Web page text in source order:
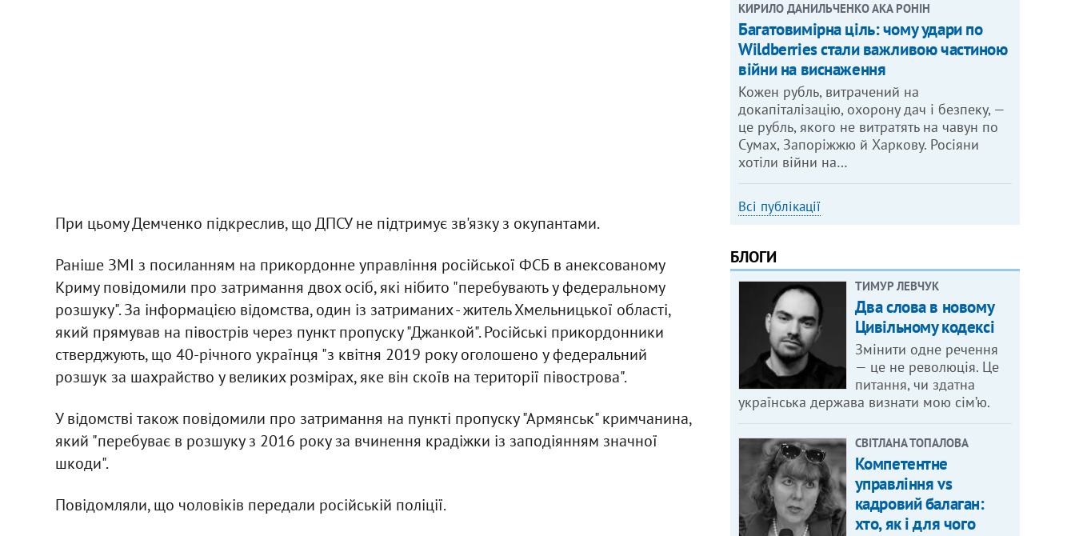
При цьому Демченко підкреслив, що ДПСУ не підтримує зв'язку з окупантами.
Раніше ЗМІ з посиланням на прикордонне управління російської ФСБ в анексованому
Криму повідомили про затримання двох осіб, які нібито "перебувають у федеральному
розшуку". За інформацією відомства, один із затриманих - житель Хмельницької області,
який прямував на півострів через пункт пропуску "Джанкой". Російські прикордонники
стверджують, що 40-річного українця "з квітня 2019 року оголошено у федеральний
розшук за шахрайство у великих розмірах, яке він скоїв на території півострова".
У відомстві також повідомили про затримання на пункті пропуску "Армянськ" кримчанина,
який "перебуває в розшуку з 2016 року за вчинення крадіжки із заподіянням значної
шкоди".
Повідомляли, що чоловіків передали російській поліції.
КИРИЛО ДАНИЛЬЧЕНКО АКА РОНІН
Багатовимірна ціль: чому удари по
Wildberries стали важливою частиною
війни на виснаження
Кожен рубль, витрачений на
докапіталізацію, охорону дач і безпеку, —
це рубль, якого не витратять на чавун по
Сумах, Запоріжжю й Харкову. Росіяни
хотіли війни на…
Всі публікації
БЛОГИ
ТИМУР ЛЕВЧУК
Два слова в новому
Цивільному кодексі
Змінити одне речення
— це не революція. Це
питання, чи здатна
українська держава визнати мою сім’ю.
СВІТЛАНА ТОПАЛОВА
Компетентне
управління vs
кадровий балаган:
хто, як і для чого